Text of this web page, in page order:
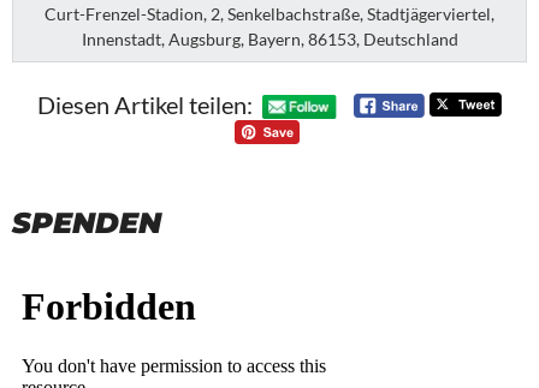
Curt-Frenzel-Stadion, 2, Senkelbachstraße, Stadtjägerviertel,
Innenstadt, Augsburg, Bayern, 86153, Deutschland
Diesen Artikel teilen:
SPENDEN